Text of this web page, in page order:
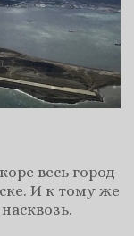
весь город
И к тому же